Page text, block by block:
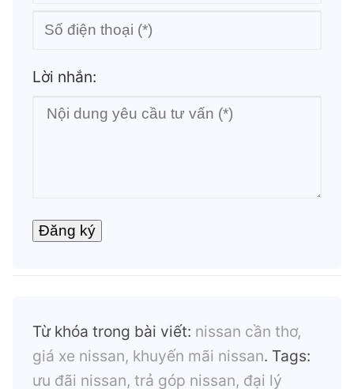
Lời nhắn:
Từ khóa trong bài viết: nissan cần thơ,
giá xe nissan, khuyến mãi nissan. Tags:
ưu đãi nissan, trả góp nissan, đại lý